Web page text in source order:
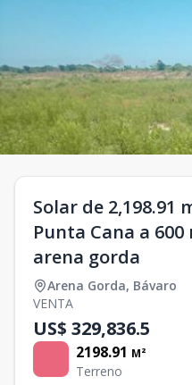
Solar de 2,198.91
Punta Cana a
arena gorda
Arena Gorda, Bávaro
VENTA
US$ 329,836.5
2198.91 M²
Terreno